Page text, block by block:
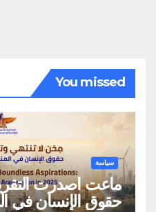
You missed
سياسة
ماعت اصدرت
حقوق الإنسان في